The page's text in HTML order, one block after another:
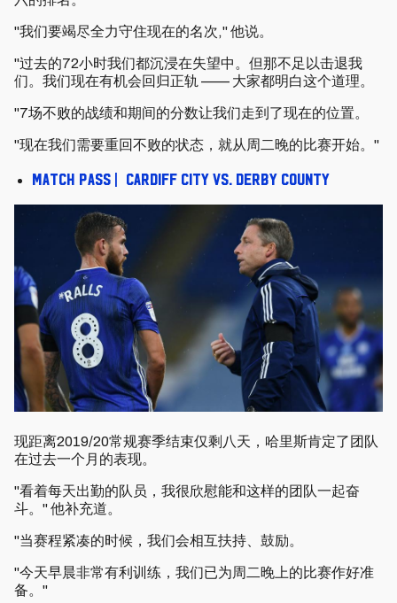
"我们要竭尽全力守住现在的名次," 他说。
"过去的72小时我们都沉浸在失望中。但那不足以击退我
们。我们现在有机会回归正轨 —— 大家都明白这个道理。
"7场不败的战绩和期间的分数让我们走到了现在的位置。
"现在我们需要重回不败的状态，就从周二晚的比赛开始。"
Match Pass | Cardiff City vs. Derby County
现距离2019/20常规赛季结束仅剩八天，哈里斯肯定了团队
在过去一个月的表现。
"看着每天出勤的队员，我很欣慰能和这样的团队一起奋
斗。" 他补充道。
"当赛程紧凑的时候，我们会相互扶持、鼓励。
"今天早晨非常有利训练，我们已为周二晚上的比赛作好准
备。"